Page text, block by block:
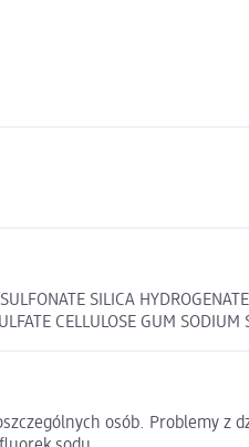
SILICA
CELLULOSE GUM SODIUM
osób. Problemy z